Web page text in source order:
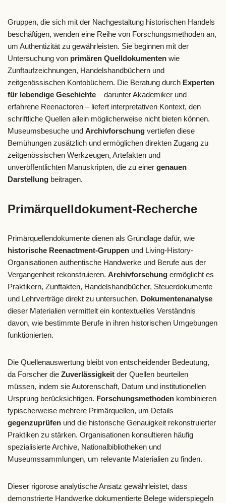
Gruppen, die sich mit der Nachgestaltung historischen Handels
beschäftigen, wenden eine Reihe von Forschungsmethoden an,
um Authentizität zu gewährleisten. Sie beginnen mit der
Untersuchung von primären Quelldokumenten wie
Zunftaufzeichnungen, Handelshandbüchern und
zeitgenössischen Kontobüchern. Die Beratung durch Experten
für lebendige Geschichte – darunter Akademiker und
erfahrene Reenactoren – liefert interpretativen Kontext, den
schriftliche Quellen allein möglicherweise nicht bieten können.
Museumsbesuche und Archivforschung vertiefen diese
Bemühungen zusätzlich und ermöglichen direkten Zugang zu
zeitgenössischen Werkzeugen, Artefakten und
unveröffentlichten Manuskripten, die zu einer genauen
Darstellung beitragen.
Primärquelldokument-Recherche
Primärquellendokumente dienen als Grundlage dafür, wie
historische Reenactment-Gruppen und Living-History-
Organisationen authentische Handwerke und Berufe aus der
Vergangenheit rekonstruieren. Archivforschung ermöglicht es
Praktikern, Zunftakten, Handelshandbücher, Steuerdokumente
und Lehrverträge direkt zu untersuchen. Dokumentenanalyse
dieser Materialien vermittelt ein kontextuelles Verständnis
davon, wie bestimmte Berufe in ihren historischen Umgebungen
funktionierten.
Die Quellenauswertung bleibt von entscheidender Bedeutung,
da Forscher die Zuverlässigkeit der Quellen beurteilen
müssen, indem sie Autorenschaft, Datum und institutionellen
Ursprung berücksichtigen. Forschungsmethoden kombinieren
typischerweise mehrere Primärquellen, um Details
gegenzuprüfen und die historische Genauigkeit rekonstruierter
Praktiken zu stärken. Organisationen konsultieren häufig
spezialisierte Archive, Nationalbibliotheken und
Museumssammlungen, um relevante Materialien zu finden.
Dieser rigorose analytische Ansatz gewährleistet, dass
demonstrierte Handwerke dokumentierte Belege widerspiegeln